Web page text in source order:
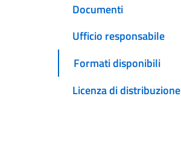
Documenti
Ufficio responsabile
Formati disponibili
Licenza di distribuzione